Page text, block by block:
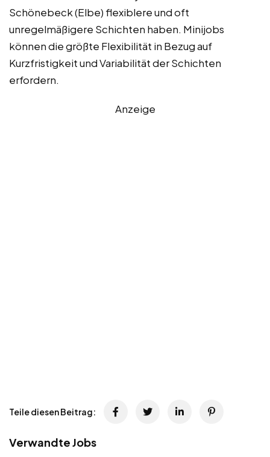
Schönebeck (Elbe) flexiblere und oft
unregelmäßigere Schichten haben. Minijobs
können die größte Flexibilität in Bezug auf
Kurzfristigkeit und Variabilität der Schichten
erfordern.
Anzeige
Teile diesen Beitrag:
Verwandte Jobs